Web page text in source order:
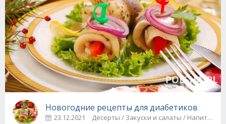
Новогодние рецепты для диабетиков
23.12.2021